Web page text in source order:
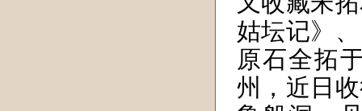
姑坛记》
原石全拓
州，近日